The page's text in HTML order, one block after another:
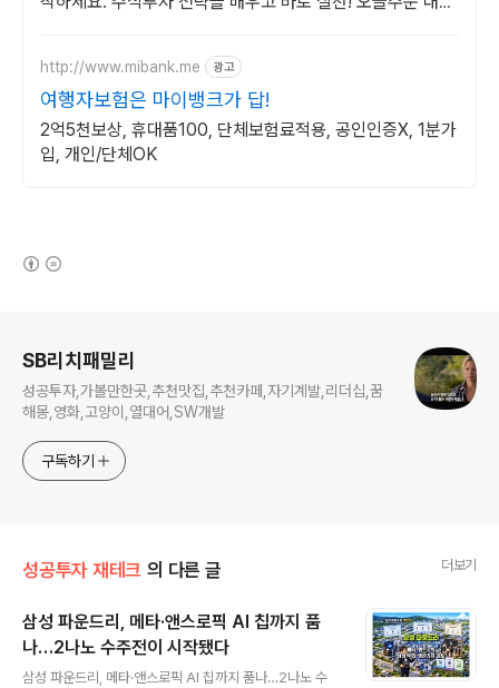
http://www.mibank.me 광고
여행자보험은 마이뱅크가 답!
2억5천보상, 휴대품100, 단체보험료적용, 공인인증X, 1분가
입, 개인/단체OK
SB리치패밀리
성공투자,가볼만한곳,추천맛집,추천카페,자기계발,리더십,꿈
해몽,영화,고양이,열대어,SW개발
구독하기
성공투자 재테크 의 다른 글 더보기
삼성 파운드리, 메타·앤스로픽 AI 칩까지 품
나…2나노 수주전이 시작됐다
삼성 파운드리, 메타·앤스로픽 AI 칩까지 품나…2나노 수